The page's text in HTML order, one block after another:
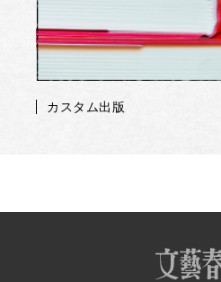
カスタム出版